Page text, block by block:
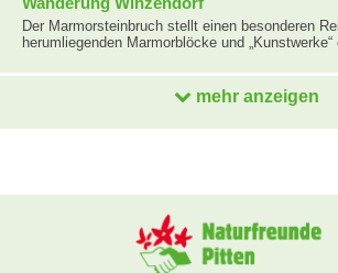
Der Marmorsteinbruch stellt einen besonderen
herumliegenden Marmorblöcke und „Kunstwerke“
mehr anzeigen